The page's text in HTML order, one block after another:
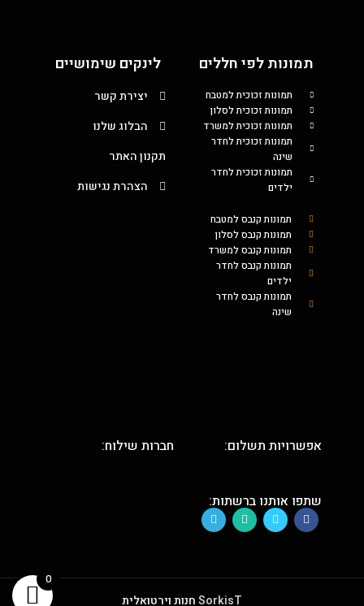
תמונות לפי חללים
תמונות זכוכית למטבח
תמונות זכוכית לסלון
תמונות זכוכית למשרד
תמונות זכוכית לחדר
שינה
תמונות זכוכית לחדר
ילדים
תמונות קנבס למטבח
תמונות קנבס לסלון
תמונות קנבס למשרד
תמונות קנבס לחדר
ילדים
תמונות קנבס לחדר
שינה
לינקים שימושיים
יצירת קשר
הבלוג שלנו
תקנון האתר
הצהרת נגישות
אפשרויות תשלום: חברות שילוח:
שתפו אותנו ברשתות:
SorkisTחנות וירטואלית
0